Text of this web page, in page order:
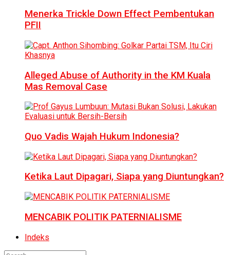
Menerka Trickle Down Effect Pembentukan
PFII
Alleged Abuse of Authority in the KM Kuala
Mas Removal Case
Quo Vadis Wajah Hukum Indonesia?
Ketika Laut Dipagari, Siapa yang Diuntungkan?
MENCABIK POLITIK PATERNIALISME
Indeks